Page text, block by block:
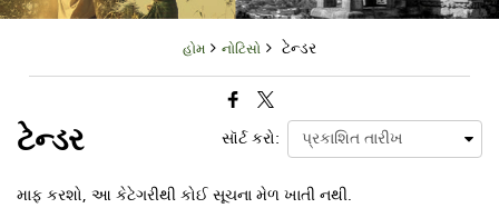
હોમ નોટિસો ટેન્ડર
ટેન્ડર સૉર્ટ કરો:
માફ કરશો, આ કેટેગરીથી કોઈ સૂચના મેળ ખાતી નથી.